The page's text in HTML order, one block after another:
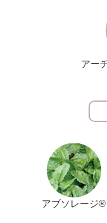
アー
アブソレージ®